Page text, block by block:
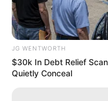
Magnetic Floating
Mil?
BRAINBERRIES
JG WENTWORTH
$30k In Debt Relief
Quietly Conceal